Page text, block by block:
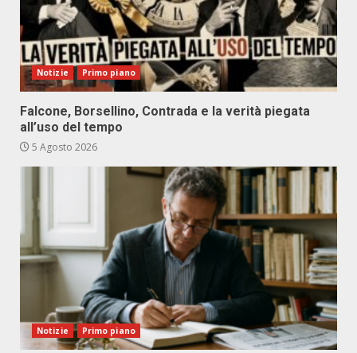
Notizie Primo piano
Falcone, Borsellino, Contrada e la verità piegata
all’uso del tempo
5 Agosto 2026
Notizie Primo piano